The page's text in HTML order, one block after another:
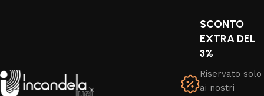
SCONTO
EXTRA DEL
3%
Riservato solo
ai nostri